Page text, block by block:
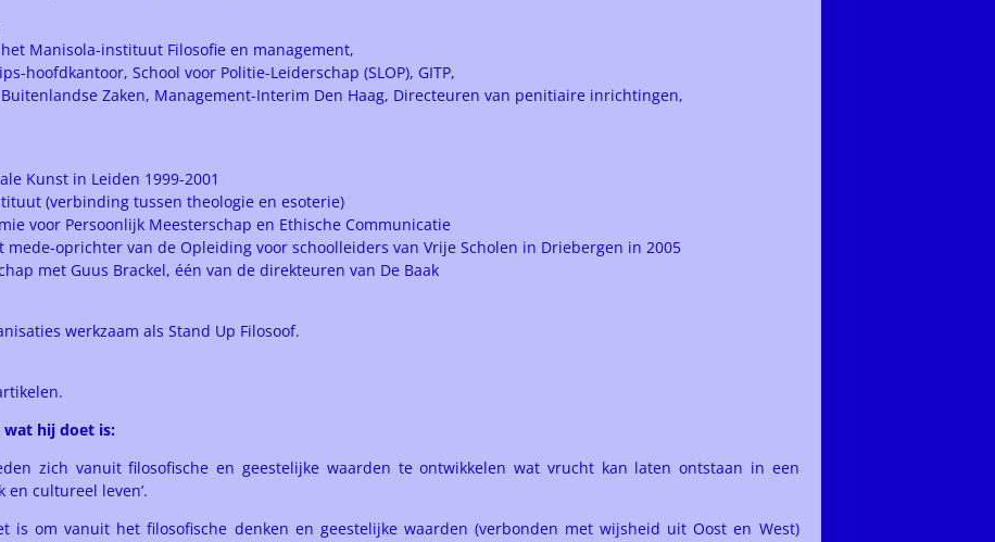
Manisola-instituut Filosofie en management,
hoofdkantoor, School voor Politie-Leiderschap (SLOP), GITP,
Zaken, Management-Interim Den Haag, Directeuren van penitiaire inrichtingen,
Kunst in Leiden 1999-2001
(verbinding tussen theologie en esoterie)
voor Persoonlijk Meesterschap en Ethische Communicatie
mede-oprichter van de Opleiding voor schoolleiders van Vrije Scholen in Driebergen in 2005
met Guus Brackel, één van de direkteuren van De Baak
werkzaam als Stand Up Filosoof.
hij doet is:
zich vanuit filosofische en geestelijke waarden te ontwikkelen wat vrucht kan laten ontstaan in een
cultureel leven’.
is om vanuit het filosofische denken en geestelijke waarden (verbonden met wijsheid uit Oost en West)